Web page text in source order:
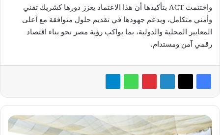
واختتمت ACT بتأكيدها أن هذا الاعتماد يعزز دورها كشريك تقني
وأمني متكامل، ويدعم جهودها في تقديم حلول متوافقة مع أعلى
المعايير المحلية والدولية، بما يواكب رؤية مصر نحو بناء اقتصاد
رقمي آمن ومستدام.
«سيكم»
تُسجل